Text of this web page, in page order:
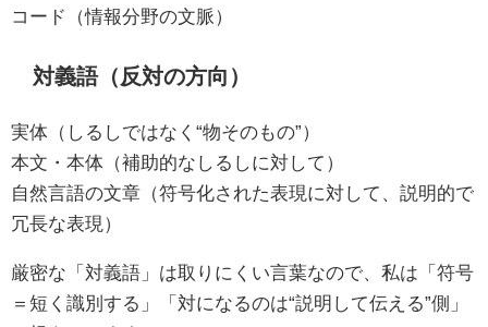
コード（情報分野の文脈）
対義語（反対の方向）
実体（しるしではなく“物そのもの”）
本文・本体（補助的なしるしに対して）
自然言語の文章（符号化された表現に対して、説明的で
冗長な表現）
厳密な「対義語」は取りにくい言葉なので、私は「符号
＝短く識別する」「対になるのは“説明して伝える”側」